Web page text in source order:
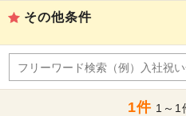
その他条件
1件 1～1